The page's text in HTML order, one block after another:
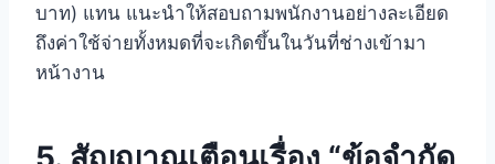
บาท) แทน แนะนำให้สอบถามพนักงานอย่างละเอียด
ถึงค่าใช้จ่ายทั้งหมดที่จะเกิดขึ้นในวันที่ช่างเข้ามา
หน้างาน